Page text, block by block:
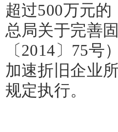
超过500万元的
总局关于完善
〔 2014 〕 75号
加速折旧企业
规定执行。